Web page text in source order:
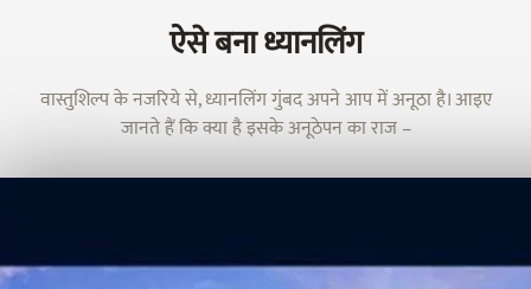
ऐसे बना ध्यानलिंग
वास्तुशिल्प के नजरिये से, ध्यानलिंग गुंबद अपने आप में अनूठा है। आइए
जानते हैं कि क्या है इसके अनूठेपन का राज –